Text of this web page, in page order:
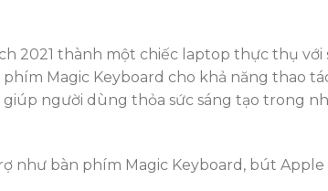
2021 thành một chiếc laptop thực thụ
Magic Keyboard cho khả năng thao
người dùng thỏa sức sáng tạo trong
như bàn phím Magic Keyboard, bút